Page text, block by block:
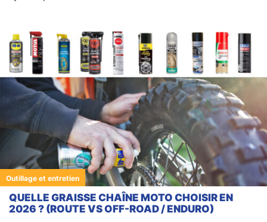
Outillage et entretien
QUELLE GRAISSE CHAÎNE MOTO CHOISIR EN
2026 ? (ROUTE VS OFF-ROAD / ENDURO)